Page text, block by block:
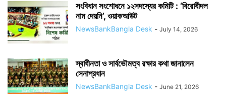
সংবিধান সংশোধনে ১২সদস্যের কমিটি : ‘বিরোধীদল
নাম দেয়নি’, ওয়াকআউট
NewsBankBangla Desk - July 14, 2026
স্বাধীনতা ও সার্বভৌমত্ব রক্ষার কথা জানালেন
সেনাপ্রধান
NewsBankBangla Desk - June 21, 2026